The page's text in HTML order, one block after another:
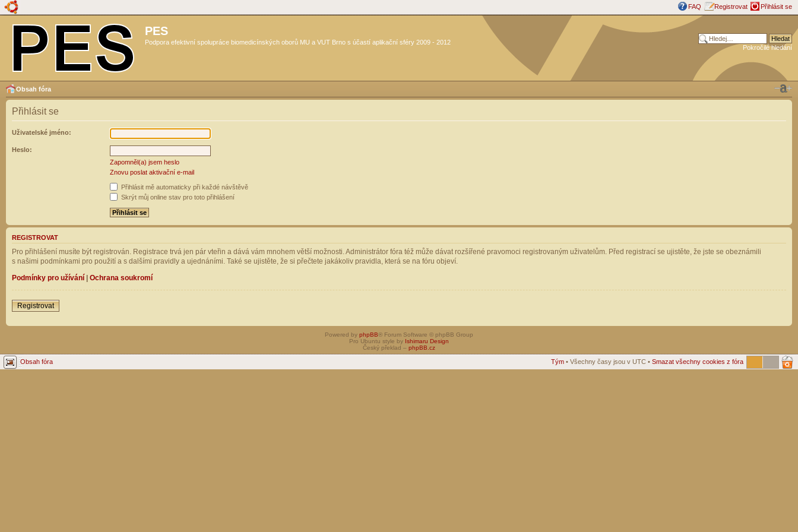
FAQ Registrovat Přihlásit se
PES
Podpora efektivní spolupráce biomedicínských oborů MU a VUT Brno s účastí aplikační sféry 2009 - 2012
Pokročilé hledání
Obsah fóra
Přihlásit se
Uživatelské jméno:
Heslo:
Zapomněl(a) jsem heslo
Znovu poslat aktivační e-mail
Přihlásit mě automaticky při každé návštěvě
Skrýt můj online stav pro toto přihlášení
REGISTROVAT
Pro přihlášení musíte být registrován. Registrace trvá jen pár vteřin a dává vám mnohem větší možnosti. Administrátor fóra též může dávat rozšířené pravomoci registrovaným uživatelům. Před registrací se ujistěte, že jste se obeznámili
s našimi podmínkami pro použití a s dalšími pravidly a ujednáními. Také se ujistěte, že si přečtete jakákoliv pravidla, která se na fóru objeví.
Podmínky pro užívání | Ochrana soukromí
Registrovat
Powered by phpBB® Forum Software © phpBB Group
Pro Ubuntu style by Ishimaru Design
Český překlad – phpBB.cz
Obsah fóra Tým • Všechny časy jsou v UTC • Smazat všechny cookies z fóra